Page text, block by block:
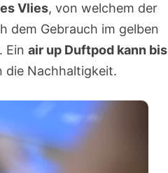
Vlies, von welchem der
dem Gebrauch im gelben
Ein air up Duftpod kann bis
die Nachhaltigkeit.